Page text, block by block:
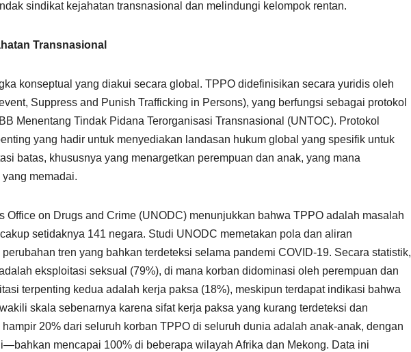
sindikat kejahatan transnasional dan melindungi kelompok rentan.
Transnasional
konseptual yang diakui secara global. TPPO didefinisikan secara yuridis oleh
Suppress and Punish Trafficking in Persons), yang berfungsi sebagai protokol
Menentang Tindak Pidana Terorganisasi Transnasional (UNTOC). Protokol
yang hadir untuk menyediakan landasan hukum global yang spesifik untuk
batas, khususnya yang menargetkan perempuan dan anak, yang mana
memadai.
Office on Drugs and Crime (UNODC) menunjukkan bahwa TPPO adalah masalah
setidaknya 141 negara. Studi UNODC memetakan pola dan aliran
tren yang bahkan terdeteksi selama pandemi COVID-19. Secara statistik,
eksploitasi seksual (79%), di mana korban didominasi oleh perempuan dan
terpenting kedua adalah kerja paksa (18%), meskipun terdapat indikasi bahwa
skala sebenarnya karena sifat kerja paksa yang kurang terdeteksi dan
20% dari seluruh korban TPPO di seluruh dunia adalah anak-anak, dengan
mencapai 100% di beberapa wilayah Afrika dan Mekong. Data ini